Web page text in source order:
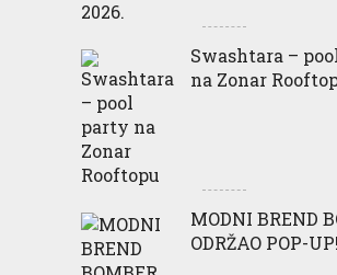
Swashtara –
na Zonar
MODNI BREND
ODRŽAO POP-UP!